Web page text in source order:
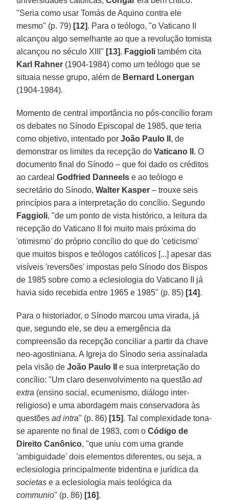
"Seria como usar Tomás de Aquino contra ele
mesmo" (p. 79) [12]. Para o teólogo, "o Vaticano II
alcançou algo semelhante ao que a revolução tomista
alcançou no século XIII" [13]. Faggiolitambém cita
Karl Rahner (1904-1984) como um teólogo que se
situaia nesse grupo, além de Bernard Lonergan
(1904-1984).
Momento de central importância no pós-concílio foram
os debates no Sínodo Episcopal de 1985, que teria
como objetivo, intentado por João Paulo II , de
demonstrar os limites da recepção doVaticano II . O
documento final do Sínodo – que foi dado os créditos
ao cardealGodfried Danneels e ao teólogo e
secretário do Sínodo,Walter Kasper– trouxe seis
princípios para a interpretação do concílio. Segundo
Faggioli, "de um ponto de vista histórico, a leitura da
recepção do Vaticano II foi muito mais próxima do
'otimismo' do próprio concílio do que do 'ceticismo'
que muitos bispos e teólogos católicos [...] apesar das
visíveis 'reversões' impostas pelo Sínodo dos Bispos
de 1985 sobre como a eclesiologia do Vaticano II já
havia sido recebida entre 1965 e 1985" (p. 85) [14].
Para o historiador, o Sínodo marcou uma virada, já
que, segundo ele, se deu a emergência da
compreensão da recepção conciliar a partir da chave
neo-agostiniana. A Igreja do Sìnodo seria assinalada
pela visão deJoão Paulo II
e sua interpretação do
concílio: "Um claro desenvolvimento na questãoad
extra (ensino social, ecumenismo, diálogo inter-
religioso) e uma abordagem mais conservadora às
questõesad intra" (p. 86) [15]. Tal complexidade tona-
se aparente no final de 1983, com oCódigo de
Direito Canônico, "que uniu com uma grande
'ambiguidade' dois elementos diferentes, ou seja, a
eclesiologia principalmente tridentina e jurídica da
societas e a eclesiologia mais teológica da
communio" (p. 86) [16].